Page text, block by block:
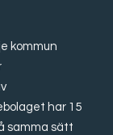
kommun
har 15
samma sätt